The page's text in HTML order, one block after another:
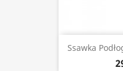
Ssawka